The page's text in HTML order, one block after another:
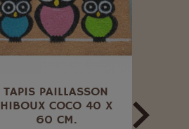
TAPIS PAILLASSON
HIBOUX COCO 40 X
60 CM.